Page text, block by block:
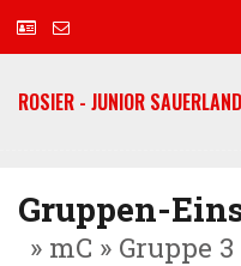
ROSIER - JUNIOR
Gruppen-
» mC » Gruppe 3